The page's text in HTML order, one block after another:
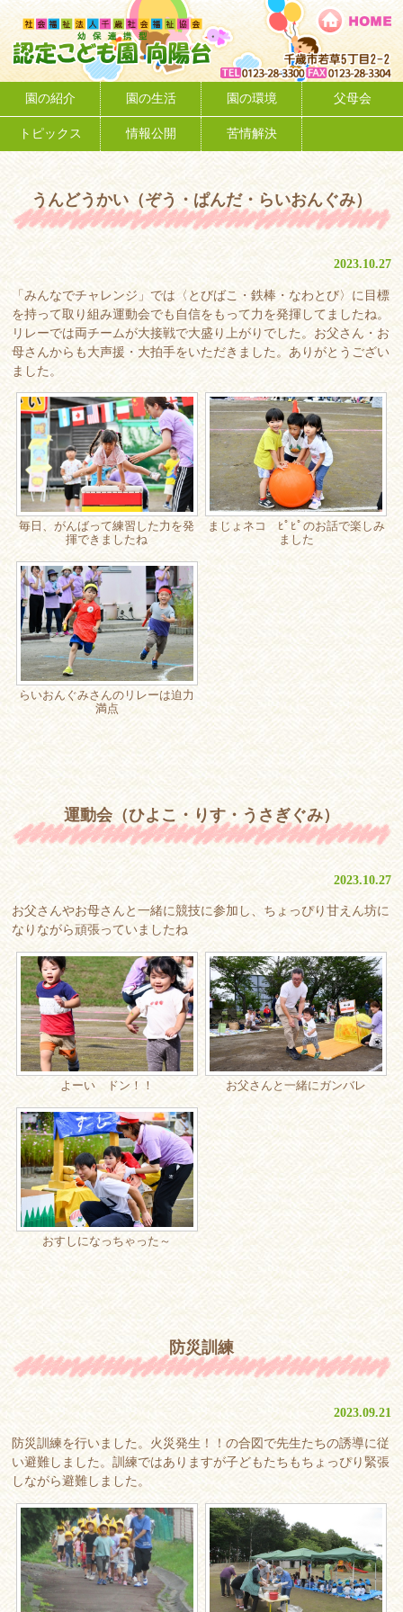
うんどうかい（ぞう・ぱんだ・らいおんぐみ）
2023.10.27
「みんなでチャレンジ」では〈とびばこ・鉄棒・なわとび〉に目標
を持って取り組み運動会でも自信をもって力を発揮してましたね。
リレーでは両チームが大接戦で大盛り上がりでした。お父さん・お
母さんからも大声援・大拍手をいただきました。ありがとうござい
ました。
毎日、がんばって練習した力を発
揮できましたね
まじょネコ ﾋﾟﾋﾟのお話で楽しみ
ました
らいおんぐみさんのリレーは迫力
満点
運動会（ひよこ・りす・うさぎぐみ）
2023.10.27
お父さんやお母さんと一緒に競技に参加し、ちょっぴり甘えん坊に
なりながら頑張っていましたね
よーい ドン！！ お父さんと一緒にガンバレ
おすしになっちゃった～
防災訓練
2023.09.21
防災訓練を行いました。火災発生！！の合図で先生たちの誘導に従
い避難しました。訓練ではありますが子どもたちもちょっぴり緊張
しながら避難しました。